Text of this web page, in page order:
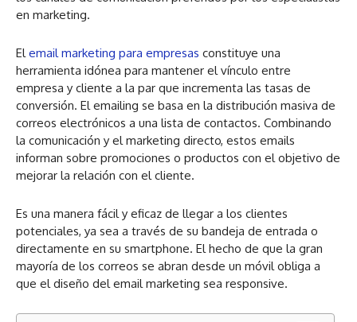
en marketing.
El email marketing para empresas constituye una
herramienta idónea para mantener el vínculo entre
empresa y cliente a la par que incrementa las tasas de
conversión. El emailing se basa en la distribución masiva de
correos electrónicos a una lista de contactos. Combinando
la comunicación y el marketing directo, estos emails
informan sobre promociones o productos con el objetivo de
mejorar la relación con el cliente.
Es una manera fácil y eficaz de llegar a los clientes
potenciales, ya sea a través de su bandeja de entrada o
directamente en su smartphone. El hecho de que la gran
mayoría de los correos se abran desde un móvil obliga a
que el diseño del email marketing sea responsive.